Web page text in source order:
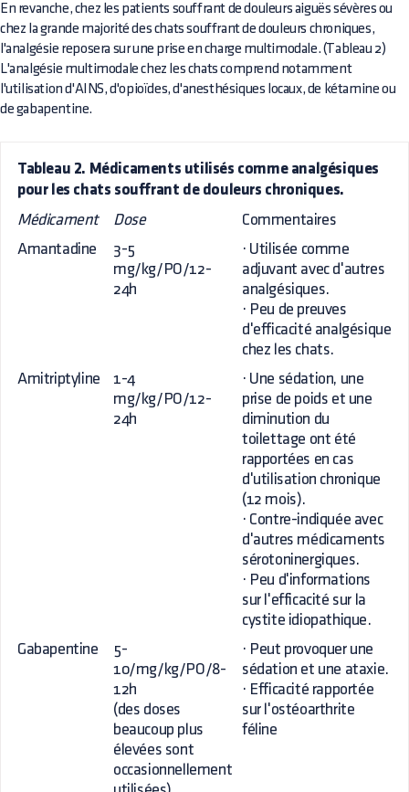
En revanche, chez les patients souffrant de douleurs aiguës sévères ou
chez la grande majorité des chats souffrant de douleurs chroniques,
l'analgésie reposera sur une prise en charge multimodale. (Tableau 2)
L'analgésie multimodale chez les chats comprend notamment
l'utilisation d'AINS, d'opioïdes, d'anesthésiques locaux, de kétamine ou
de gabapentine.
Tableau 2. Médicaments utilisés comme analgésiques
pour les chats souffrant de douleurs chroniques.
Médicament Dose
Commentaires
Amantadine
3-5
mg/kg/PO/12-
24h
· Utilisée comme
adjuvant avec d'autres
analgésiques.
· Peu de preuves
d'efficacité analgésique
chez les chats.
Amitriptyline
1-4
mg/kg/PO/12-
24h
· Une sédation, une
prise de poids et une
diminution du
toilettage ont été
rapportées en cas
d'utilisation chronique
(12 mois).
· Contre-indiquée avec
d'autres médicaments
sérotoninergiques.
· Peu d'informations
sur l'efficacité sur la
cystite idiopathique.
Gabapentine
5-
10/mg/kg/PO/8-
12h
(des doses
beaucoup plus
élevées sont
occasionnellement
· Peut provoquer une
sédation et une ataxie.
· Efficacité rapportée
sur l'ostéoarthrite
féline